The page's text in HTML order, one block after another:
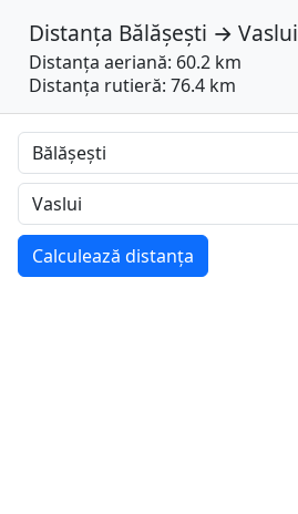
Distanța Bălășești → Vaslui
Distanța aeriană: 60.2 km
Distanța rutieră: 76.4 km
Calculează distanța